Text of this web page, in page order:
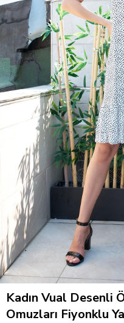
Kadın Vual Desenli
Omuzları Fiyonklu